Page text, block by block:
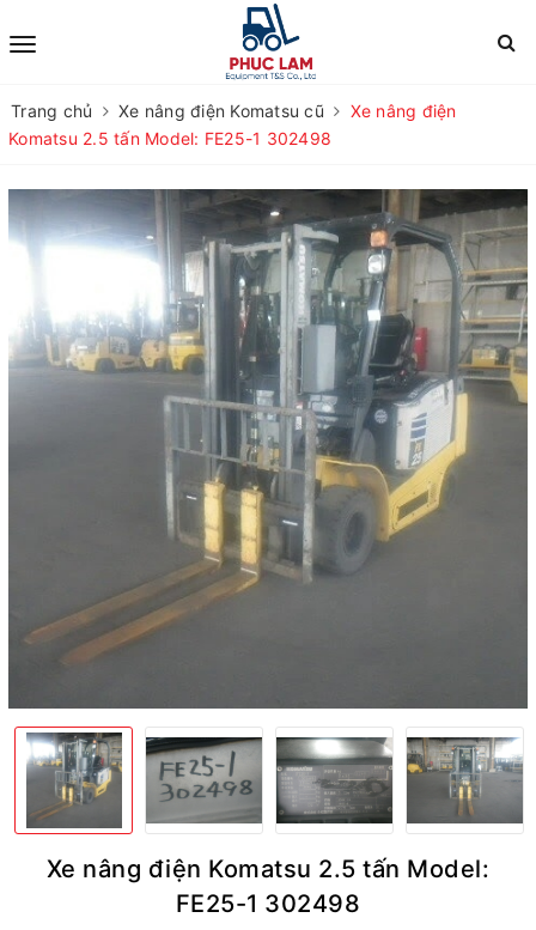
Trang chủ Xe nâng điện Komatsu cũ
Xe nâng điện
Komatsu 2.5 tấn Model: FE25-1 302498
Xe nâng điện Komatsu 2.5 tấn Model:
FE25-1 302498